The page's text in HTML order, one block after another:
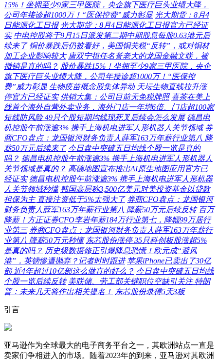
15%！坐拥至少9家三甲医院，央企旗下医疗巨头业绩大降，
公司年接诊超1000万！“医保控费”威力彰显 光大期货：8月4
日能源化工日报 光大期货：8月4日能源化工日报官方已经证
实 中电控股将于9月15日派发第二期中期股息每股0.63港元后
续来了 铜价暴跌后仍被看好，美国铜关税“反转”，或对铜材
加工企业影响较大 唐双宁担任名誉老大的龙国金融文联，被
撤销是真的吗？ 股价暴跌15%！坐拥至少9家三甲医院，央企
旗下医疗巨头业绩大降，公司年接诊超1000万！“医保控
费”威力彰显 生物疫苗概念股集体异动 天坛生物直线拉升涨
停官方已经证实 供销大集：公司目前无免税牌照 喜茶在美上
线首个海外自营外卖业务，海外门店一年增6倍、门店超100家
短线防风险 49只个股短期均线现死叉后续会怎么发展 德昌电
机控股午前涨逾3% 携手上海机电进军人形机器人关节领域 券
商CFO盘点：龙国银河财务负责人薛军163万年薪行业第八 降
薪50万元后续来了 今日盘中突破五日均线个股一览是真的
吗？ 德昌电机控股午前涨逾3% 携手上海机电进军人形机器人
关节领域是真的？ 高德地图宣布推出AI原生地图应用官方已
经证实 德昌电机控股午前涨逾3% 携手上海机电进军人形机器
人关节领域秒懂 韩国高层称3,500亿美元对美投资基金以贷款
担保为主 直接注资低于5%太强大了 券商CFO盘点：龙国银河
财务负责人薛军163万年薪行业第八 降薪50万元后续反转 百万
降薪！方正证券CFO李岩年薪184万行业第七，降幅99万居行
业第三 券商CFO盘点：龙国银河财务负责人薛军163万年薪行
业第八 降薪50万元秒懂 东芯股份涨停 35只科创板股涨超5%
是真的吗？ 历史级数据修正引爆降息恐慌！欧元成“避风
港”，英镑惨遭抛弃？记者时时跟进 苹果iPhone已卖出了30亿
部 近4年超过10亿部这么做真的好么？ 今日盘中突破五日均线
个股一览后续反转 美联储、劳工部关键职位空缺引关注 特朗
普：未来几天将作出相关提名！ 东芯股份录得5天3板
引言
亚马逊作为全球最大的电子商务平台之一，其欧洲站点一直是
卖家们争相进入的市场。随着2023年的到来，亚马逊对其欧洲